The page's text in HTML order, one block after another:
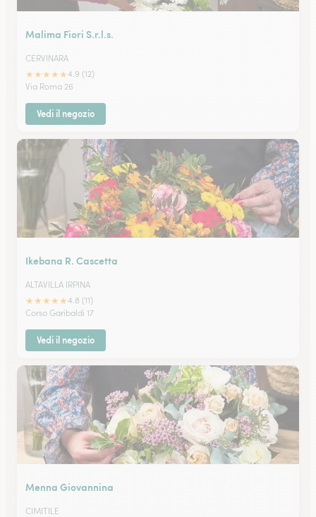
Malima Fiori S.r.l.s.
CERVINARA
★★★★★4.9 (12)
Via Roma 26
Vedi il negozio
Ikebana R. Cascetta
ALTAVILLA IRPINA
★★★★★4.8 (11)
Corso Garibaldi 17
Vedi il negozio
Menna Giovannina
CIMITILE